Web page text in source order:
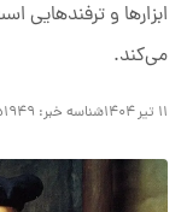
ابزارها و
می‌کند.
۱۱ تیر ۱۴۰۴ شناسه خبر: